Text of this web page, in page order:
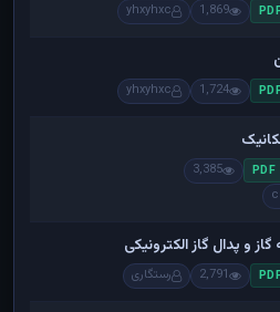
1,869
yhxyhxc
1,724
yhxyhxc
PDF
3,385
و پدال گاز الکترونیکی
2,791 رستگاری